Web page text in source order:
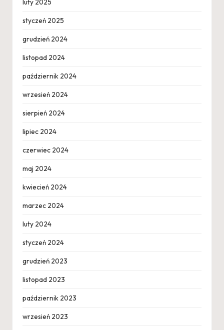
luty 2025
styczeń 2025
grudzień 2024
listopad 2024
październik 2024
wrzesień 2024
sierpień 2024
lipiec 2024
czerwiec 2024
maj 2024
kwiecień 2024
marzec 2024
luty 2024
styczeń 2024
grudzień 2023
listopad 2023
październik 2023
wrzesień 2023